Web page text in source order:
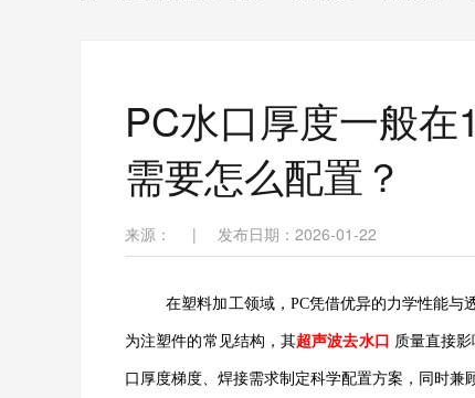
PC水口厚度一般
需要怎么配置？
来源： | 发布日期：2026-01-22
在塑料加工领域， PC凭借优异的力学性能与
为注塑件的常见结构，其超声波去水口 质量直接
口厚度梯度、焊接需求制定科学配置方案，同时兼